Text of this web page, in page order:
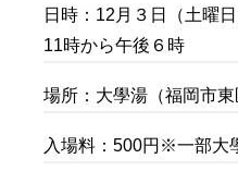
日時：12月３日（土曜
11時から午後６時
場所：大學湯（福岡市東
入場料：500円※一部大